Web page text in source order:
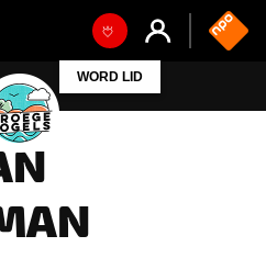
WORD LID